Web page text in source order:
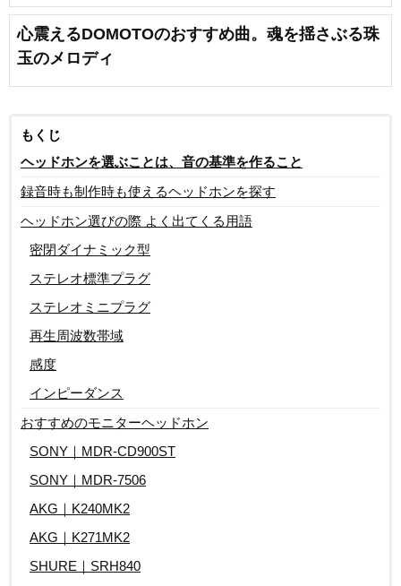
心震えるDOMOTOのおすすめ曲。魂を揺さぶる珠
玉のメロディ
もくじ
ヘッドホンを選ぶことは、音の基準を作ること
録音時も制作時も使えるヘッドホンを探す
ヘッドホン選びの際 よく出てくる用語
密閉ダイナミック型
ステレオ標準プラグ
ステレオミニプラグ
再生周波数帯域
感度
インピーダンス
おすすめのモニターヘッドホン
SONY｜MDR-CD900ST
SONY｜MDR-7506
AKG｜K240MK2
AKG｜K271MK2
SHURE｜SRH840